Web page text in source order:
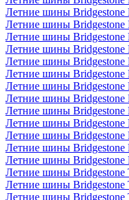
Летние шины Bridgestone
Летние шины Bridgestone
Летние шины Bridgestone
Летние шины Bridgestone
Летние шины Bridgestone
Летние шины Bridgestone
Летние шины Bridgestone
Летние шины Bridgestone
Летние шины Bridgestone
Летние шины Bridgestone
Летние шины Bridgestone
Летние шины Bridgestone
Летние шины Bridgestone
Летние шины Bridgestone
Летние шины Bridgestone
Летние шины Bridgestone